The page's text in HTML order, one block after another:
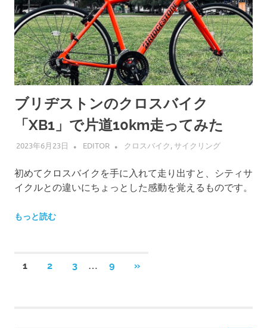
ブリヂストンのクロスバイク
「XB1」で片道10km走ってみた
2023年6月23日 EDITOR クロスバイク, サイクリング
初めてクロスバイクを手に入れて走り出すと、シティサ
イクルとの違いにちょっとした感動を覚えるものです。
もっと読む
投
1 2 3 … 9
次
»